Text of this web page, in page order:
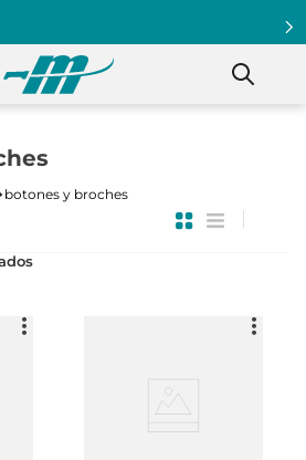
botones y broches